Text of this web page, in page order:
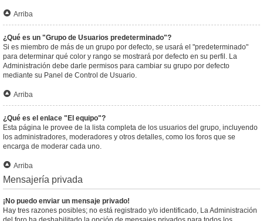
Arriba
¿Qué es un "Grupo de Usuarios predeterminado"?
Si es miembro de más de un grupo por defecto, se usará el "predeterminado"
para determinar qué color y rango se mostrará por defecto en su perfil. La
Administración debe darle permisos para cambiar su grupo por defecto
mediante su Panel de Control de Usuario.
Arriba
¿Qué es el enlace "El equipo"?
Esta página le provee de la lista completa de los usuarios del grupo, incluyendo
los administradores, moderadores y otros detalles, como los foros que se
encarga de moderar cada uno.
Arriba
Mensajería privada
¡No puedo enviar un mensaje privado!
Hay tres razones posibles; no está registrado y/o identificado, La Administración